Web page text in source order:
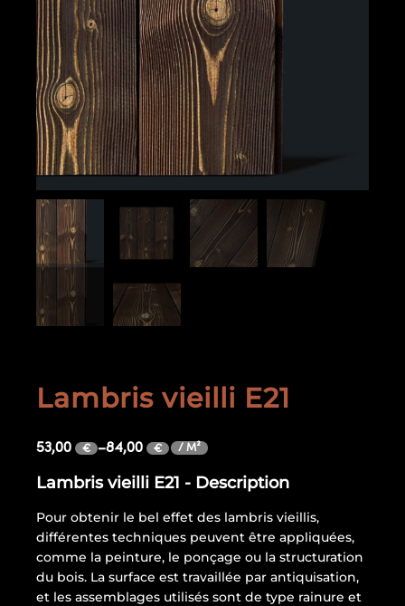
Lambris vieilli E21
53,00 € –84,00 € / M²
Lambris vieilli E21 - Description
Pour obtenir le bel effet des lambris vieillis,
différentes techniques peuvent être appliquées,
comme la peinture, le ponçage ou la structuration
du bois. La surface est travaillée par antiquisation,
et les assemblages utilisés sont de type rainure et